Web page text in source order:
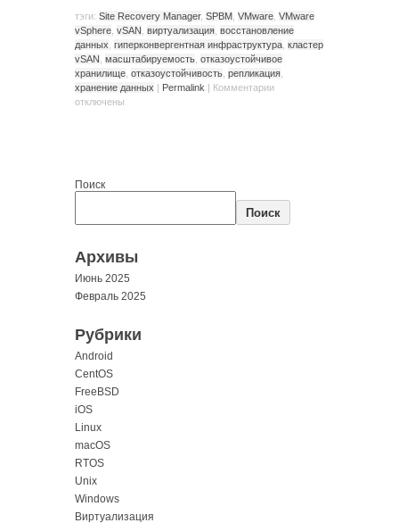
тэги: Site Recovery Manager, SPBM VMware VMware
vSphere vSAN виртуализация восстановление
данных гиперконвергентная инфраструктура кластер
vSAN масштабируемость отказоустойчивое
хранилище отказоустойчивость репликация
хранение данных | Permalink | Комментарии
отключены
Поиск
Поиск
Архивы
Июнь 2025
Февраль 2025
Рубрики
Android
CentOS
FreeBSD
iOS
Linux
macOS
RTOS
Unix
Windows
Виртуализация